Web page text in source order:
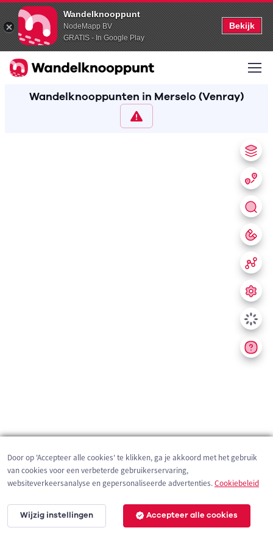
Wandelknooppunt
NodeMapp BV
GRATIS - In Google Play
Bekijk
Wandelknooppunten in Merselo (Venray)
200 m
Door op 'Accepteer alle cookies' te klikken, ga je akkoord met het gebruik
van cookies voor een verbeterde gebruikerservaring,
websiteverkeersanalyse en gepersonaliseerde advertenties.Cookiebeleid
Wijzig instellingen Accepteer alle cookies